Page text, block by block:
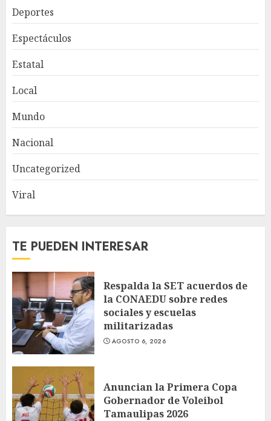
Deportes
Espectáculos
Estatal
Local
Mundo
Nacional
Uncategorized
Viral
TE PUEDEN INTERESAR
Respalda la SET acuerdos de
la CONAEDU sobre redes
sociales y escuelas
militarizadas
AGOSTO 6, 2026
Anuncian la Primera Copa
Gobernador de Voleibol
Tamaulipas 2026